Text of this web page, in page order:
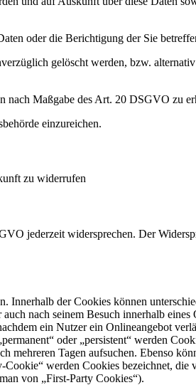
oder die Berichtigung der Sie
gelöscht werden, bzw.
nach Maßgabe des Art. 20 DSGVO zu
einzureichen.
zu widerrufen
jederzeit widersprechen. Der
der Cookies können
nach seinem Besuch innerhalb
ein Nutzer ein Onlineangebot
oder „persistent“ werden
Tagen aufsuchen. Ebenso
werden Cookies bezeichnet, die
von „First-Party Cookies“).